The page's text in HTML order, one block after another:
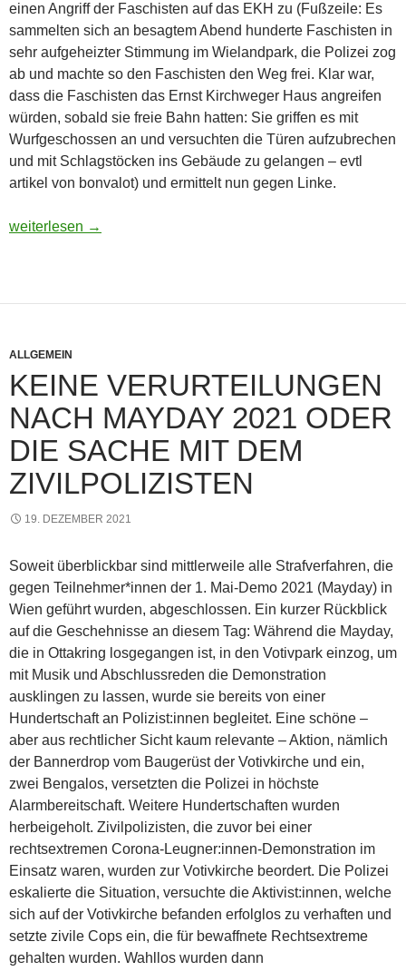
einen Angriff der Faschisten auf das EKH zu (Fußzeile: Es
sammelten sich an besagtem Abend hunderte Faschisten in
sehr aufgeheizter Stimmung im Wielandpark, die Polizei zog
ab und machte so den Faschisten den Weg frei. Klar war,
dass die Faschisten das Ernst Kirchweger Haus angreifen
würden, sobald sie freie Bahn hatten: Sie griffen es mit
Wurfgeschossen an und versuchten die Türen aufzubrechen
und mit Schlagstöcken ins Gebäude zu gelangen – evtl
artikel von bonvalot) und ermittelt nun gegen Linke.
BVT ermittelt wegen antifaschistischen Demonstrationen in
weiterlesen →
ALLGEMEIN
KEINE VERURTEILUNGEN
NACH MAYDAY 2021 ODER
DIE SACHE MIT DEM
ZIVILPOLIZISTEN
19. DEZEMBER 2021
Soweit überblickbar sind mittlerweile alle Strafverfahren, die
gegen Teilnehmer*innen der 1. Mai-Demo 2021 (Mayday) in
Wien geführt wurden, abgeschlossen. Ein kurzer Rückblick
auf die Geschehnisse an diesem Tag: Während die Mayday,
die in Ottakring losgegangen ist, in den Votivpark einzog, um
mit Musik und Abschlussreden die Demonstration
ausklingen zu lassen, wurde sie bereits von einer
Hundertschaft an Polizist:innen begleitet. Eine schöne –
aber aus rechtlicher Sicht kaum relevante – Aktion, nämlich
der Bannerdrop vom Baugerüst der Votivkirche und ein,
zwei Bengalos, versetzten die Polizei in höchste
Alarmbereitschaft. Weitere Hundertschaften wurden
herbeigeholt. Zivilpolizisten, die zuvor bei einer
rechtsextremen Corona-Leugner:innen-Demonstration im
Einsatz waren, wurden zur Votivkirche beordert. Die Polizei
eskalierte die Situation, versuchte die Aktivist:innen, welche
sich auf der Votivkirche befanden erfolglos zu verhaften und
setzte zivile Cops ein, die für bewaffnete Rechtsextreme
gehalten wurden. Wahllos wurden dann